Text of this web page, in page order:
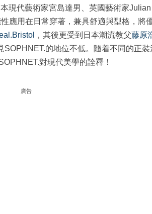
現代藝術家宮島達男、英國藝術家Julian
應用在日常穿著，兼具舒適與型格，將
，其後更受到日本潮流教父藤原
的地位不低。隨着不同的正
對現代美學的詮釋！
廣告